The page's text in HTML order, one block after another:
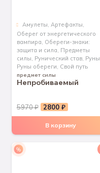
Aмулеты, Артефакты,
Оберег от энергетического
вампира, Обереги-знаки:
защита и сила, Предметы
силы, Рунический став, Руны
Руны обереги, Свой путь
предмет силы
Непробиваемый
5970₽ Первоначальная
цена
составляла
5970 ₽.
2800 ₽ Текущая
цена:
2800 ₽.
В корзину
%